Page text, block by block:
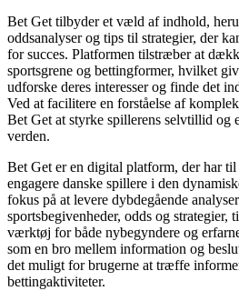
Bet Get tilbyder et væld af indhold,
oddsanalyser og tips til strategier, der
for succes. Platformen tilstræber at
sportsgrene og bettingformer, hvilket
udforske deres interesser og finde det
Ved at facilitere en forståelse af
Bet Get at styrke spillerens selvtillid og
verden.
Bet Get er en digital platform, der har
engagere danske spillere i den
fokus på at levere dybdegående
sportsbegivenheder, odds og
værktøj for både nybegyndere og
som en bro mellem information og
det muligt for brugerne at træffe
bettingaktiviteter.